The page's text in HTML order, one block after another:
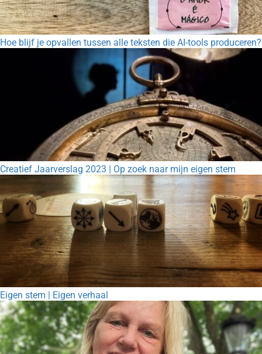
Hoe blijf je opvallen tussen alle teksten die AI-tools produceren?
Creatief Jaarverslag 2023 | Op zoek naar mijn eigen stem
Eigen stem | Eigen verhaal